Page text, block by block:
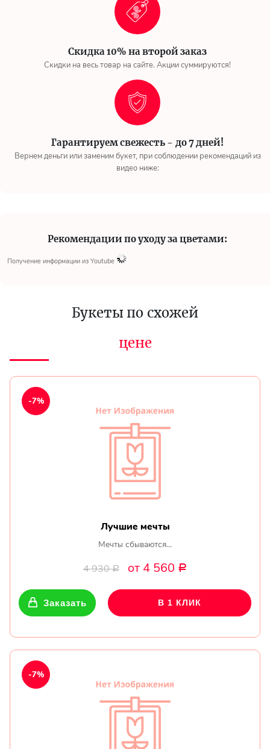
Скидка 10% на второй заказ
Скидки на весь товар на сайте. Акции суммируются!
Гарантируем свежесть - до 7 дней!
Вернем деньги или заменим букет, при соблюдении рекомендаций из
видео ниже:
Рекомендации по уходу за цветами:
Получение информации из Youtube
Букеты по схожей
цене
Лучшие мечты
Мечты сбываются...
4 930Р от 4 560 Р
-7%
Заказать В 1 КЛИК
-7%